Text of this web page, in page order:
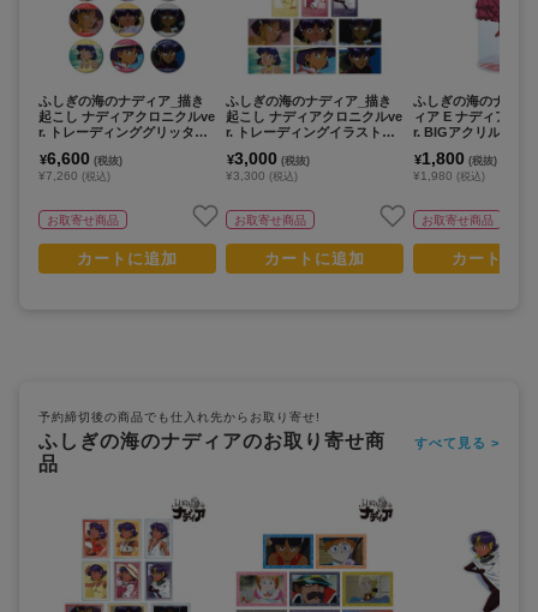
ふしぎの海のナディア_描き
起こし ナディアクロニクルve
r. トレーディンググリッター
OX／12パック入り)
¥6,600 (税抜)
¥7,260 (税込)
お取寄せ商品
カートに追加
ふしぎの海のナディア_描き
起こし ナディアクロニクルve
r. トレーディングイラストカ
／12パック入り)
¥3,000 (税抜)
¥3,300 (税込)
お取寄せ商品
カートに追加
ふしぎの海のナディ
ィア E ナディアク
r. BIGアクリルスタ
¥1,800 (税抜)
¥1,980 (税込)
お取寄せ商品
カートに
予約締切後の商品でも仕入れ先からお取り寄せ!
ふしぎの海のナディアのお取り寄せ商
品
すべて見る >